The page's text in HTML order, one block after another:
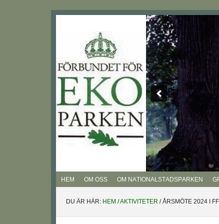
HEM OM OSS OM NATIONALSTADSPARKEN
DU ÄR HÄR: HEM /AKTIVITETER /ÅRSMÖTE 2024 I